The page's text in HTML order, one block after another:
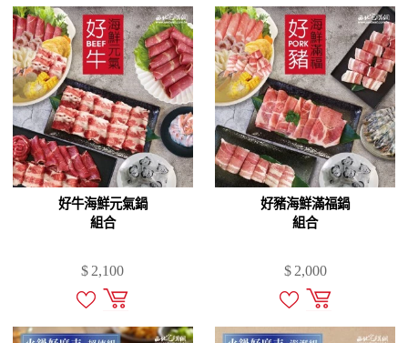
好牛海鮮元氣鍋
組合
$ 2,100
好豬海鮮滿福鍋
組合
$ 2,000